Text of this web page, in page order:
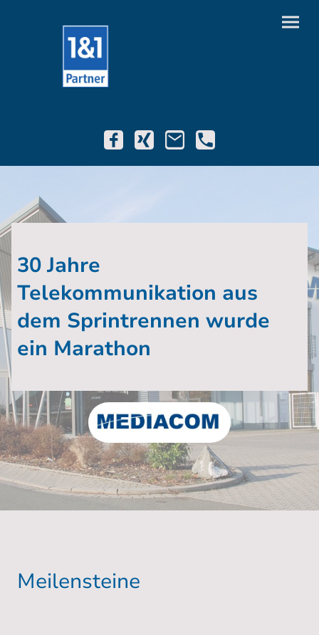
30 Jahre
Telekommunikation aus
dem Sprintrennen wurde
ein Marathon
Meilensteine